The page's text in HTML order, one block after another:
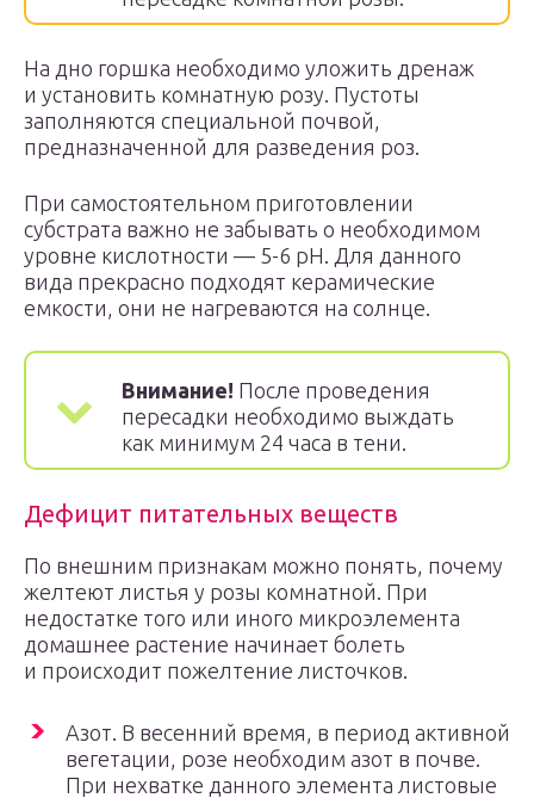
На дно горшка необходимо уложить дренаж
и установить комнатную розу. Пустоты
заполняются специальной почвой,
предназначенной для разведения роз.
При самостоятельном приготовлении
субстрата важно не забывать о необходимом
уровне кислотности — 5-6 рН. Для данного
вида прекрасно подходят керамические
емкости, они не нагреваются на солнце.
Внимание! После проведения
пересадки необходимо выждать
как минимум 24 часа в тени.
Дефицит питательных веществ
По внешним признакам можно понять, почему
желтеют листья у розы комнатной. При
недостатке того или иного микроэлемента
домашнее растение начинает болеть
и происходит пожелтение листочков.
Азот. В весенний время, в период активной
вегетации, розе необходим азот в почве.
При нехватке данного элемента листовые